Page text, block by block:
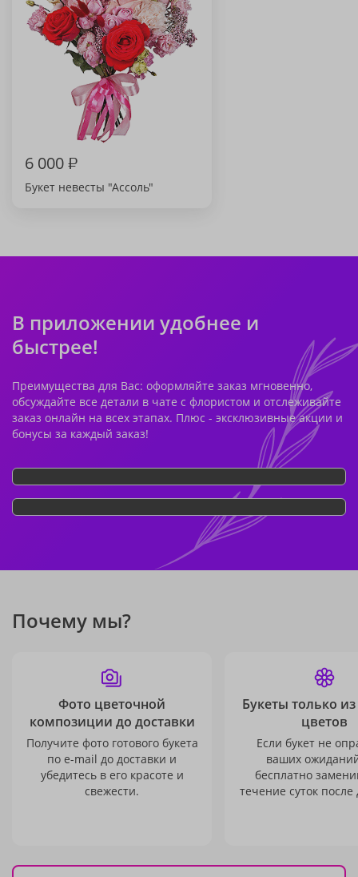
6 000₽
Букет невесты "Ассоль"
В приложении удобнее и
быстрее!
Преимущества для Вас: оформляйте заказ мгновенно,
обсуждайте все детали в чате с флористом и отслеживайте
заказ онлайн на всех этапах. Плюс - эксклюзивные акции и
бонусы за каждый заказ!
Почему мы?
Фото цветочной
композиции до доставки
Получите фото готового букета
по e-mail до доставки и
убедитесь в его красоте и
свежести.
Букеты только
цветов
Если букет не
ваших
бесплатно
течение суток после